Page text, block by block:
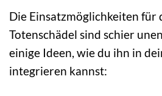
Die Einsatzmöglichkeiten für
Totenschädel sind schier
einige Ideen, wie du ihn in
integrieren kannst: